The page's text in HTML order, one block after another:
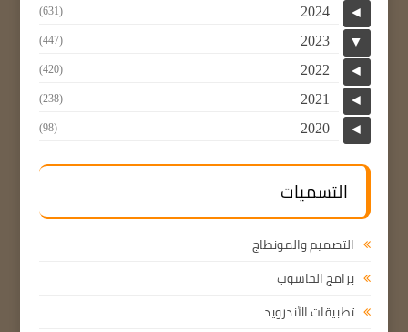
◄
2024
(631)
▼
2023
(447)
◄
2022
(420)
◄
2021
(238)
◄
2020
(98)
التسميات
التصميم والمونطاج
برامج الحاسوب
تطبيقات الأندرويد